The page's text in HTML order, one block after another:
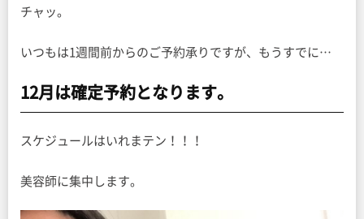
チャッ。
いつもは1週間前からのご予約承りですが、もうすでに…
12月は確定予約となります。
スケジュールはいれまテン！！！
美容師に集中します。